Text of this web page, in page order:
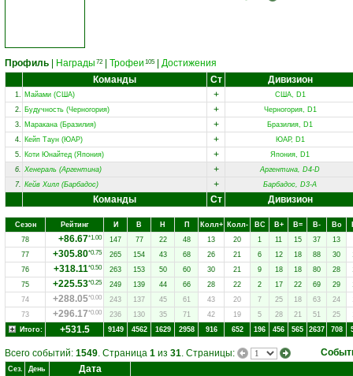
Профиль Награды 72 Трофеи 105
Достижения
Команды
Ст Дивизион
1. Майами (США) +
США, D1
2. Будучность (Черногория) +
Черногория, D1
3. Маракана (Бразилия) +
Бразилия, D1
4. Кейп Таун (ЮАР) +
ЮАР, D1
5. Коти Юнайтед (Япония) +
Япония, D1
6. Хенераль (Аргентина) +
Аргентина, D4-D
7. Кейв Хилл (Барбадос) + Барбадос, D3-A
Команды Ст Дивизион
Сезон Рейтинг И В Н П Колл+ Колл- ВC В+ В= В- Вo
78
+86.67*1.00 147 77 22 48 13 20 1 11 15 37
13
77
+305.80*0.75 265 154 43 68 26 21 6 12 18 88 30
76
+318.11*0.50 263 153 50 60 30 21 9 18 18 80 28
75
+225.53*0.25 249 139 44 66 28 22 2 17 22 69 29
74
+288.05*0.00 243 137 45 61 43 20 7 25 18 63 24
73
+296.17*0.00 236 130 35 71 42 19 5 28 21 51 25
Итого:
+531.5 9149 4562 1629 2958 916 652 196 456 565 2637 708
Всего событий: 1549. Страница 1 из 31. Страницы:
Сез. День Дата